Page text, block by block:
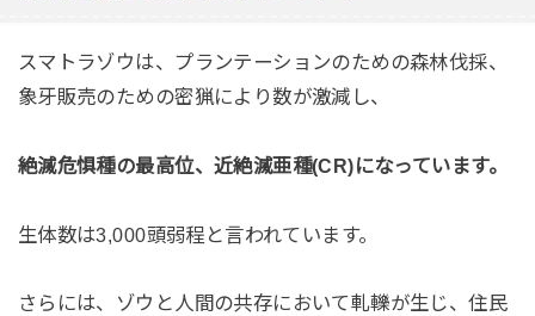
スマトラゾウは、プランテーションのための森林伐採、
象牙販売のための密猟により数が激減し、
絶滅危惧種の最高位、近絶滅亜種(CR)になっています。
生体数は3,000頭弱程と言われています。
さらには、ゾウと人間の共存において軋轢が生じ、住民